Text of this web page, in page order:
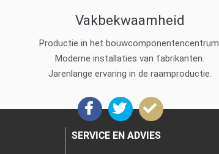
Vakbekwaamheid
Productie in het bouwcomponentencentrum.
Moderne installaties van fabrikanten.
Jarenlange ervaring in de raamproductie.
SERVICE EN ADVIES